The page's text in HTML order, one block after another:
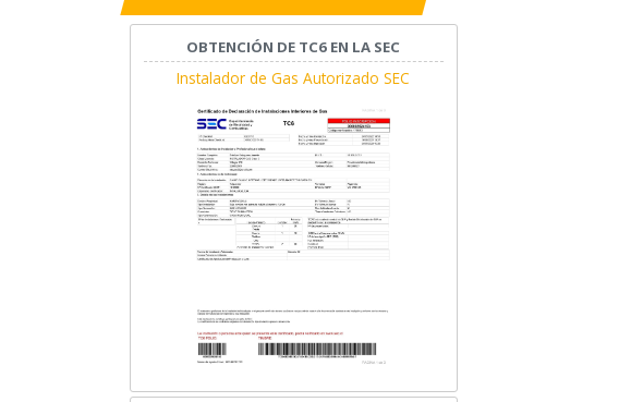
OBTENCIÓN DE TC6 EN LA SEC
Instalador de Gas Autorizado SEC